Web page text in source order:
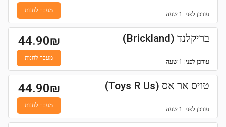
עודכן לפני: 1 שעה
מעבר לחנות
בריקלנד (Brickland)
עודכן לפני: 1 שעה
44.90₪
מעבר לחנות
טויס אר אס (Toys R Us)
עודכן לפני: 1 שעה
44.90₪
מעבר לחנות